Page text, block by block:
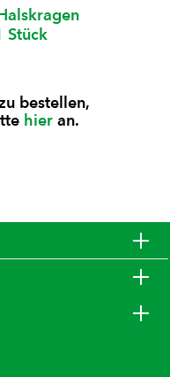
Stück
bestellen,
hieran.